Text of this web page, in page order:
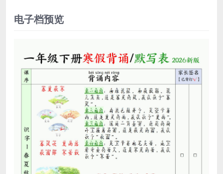
电子档预览